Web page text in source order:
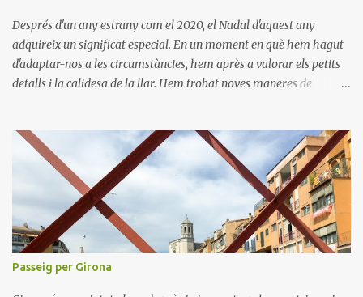
Després d'un any estrany com el 2020, el Nadal d'aquest any
adquireix un significat especial. En un moment en què hem hagut
d'adaptar-nos a les circumstàncies, hem après a valorar els petits
detalls i la calidesa de la llar. Hem trobat noves maneres de
tornar a descobrir nous llocs i viure noves experiències. Desitgem
que aquest Nadal us porti pau, amor i moments inoblidables. Bon
Nadal i un pròsper Any Nou!
Passeig per Girona